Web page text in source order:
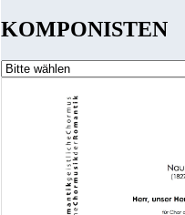
KOMPONISTEN